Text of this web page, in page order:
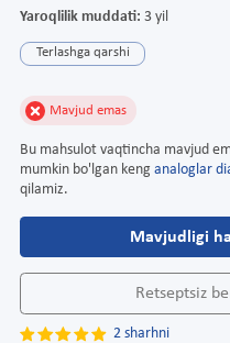
Yaroqlilik muddati: 3 yil
Terlashga qarshi
Mavjud emas
Bu mahsulot vaqtincha mavjud
mumkin bo'lgan keng analoglar
qilamiz.
Mavjudligi
Retseptsiz
2 sharhni